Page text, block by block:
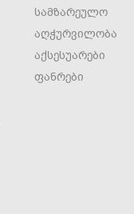
სამზარეულო
აღჭურვილობა
აქსესუარები
ფანრები